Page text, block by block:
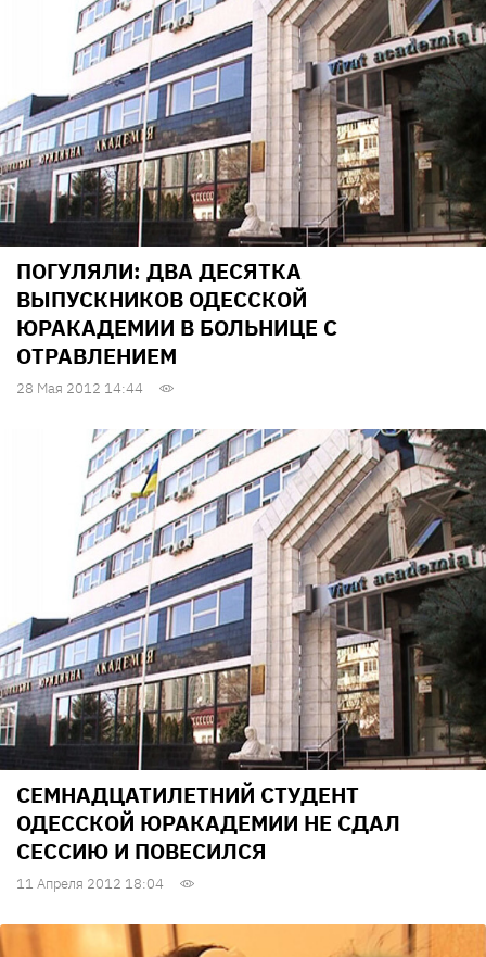
ПОГУЛЯЛИ: ДВА ДЕСЯТКА
ВЫПУСКНИКОВ ОДЕССКОЙ
ЮРАКАДЕМИИ В БОЛЬНИЦЕ С
ОТРАВЛЕНИЕМ
28 Мая 2012 14:44
СЕМНАДЦАТИЛЕТНИЙ СТУДЕНТ
ОДЕССКОЙ ЮРАКАДЕМИИ НЕ СДАЛ
СЕССИЮ И ПОВЕСИЛСЯ
11 Апреля 2012 18:04